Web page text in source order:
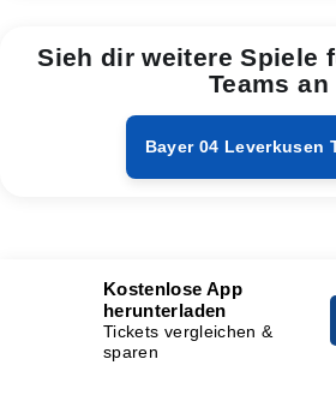
Sieh dir weitere Spiele
Teams an
Bayer 04 Leverkusen
Kostenlose App
herunterladen
Tickets vergleichen &
sparen